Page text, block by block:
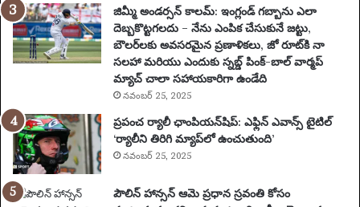
వే
ది
క
లు
యు
ము
ఖ్య
సం
ఘ
ట
జిమ్మీ అండర్సన్ కాలమ్: ఇంగ్లండ్ గబ్బాను ఎలా
దెబ్బకొట్టగలదు – నేను ఎంపిక చేసుకునే జట్టు,
బౌలర్‌లకు అవసరమైన ప్రణాళికలు, జో రూట్‌కి నా
సలహా మరియు ఎందుకు స్నబ్డ్ పింక్-బాల్ వార్మప్
మ్యాచ్ చాలా సహాయకారిగా ఉండేది
నవంబర్ 25, 2025
ప్రపంచ ర్యాలీ ఛాంపియన్‌షిప్: ఎఫ్లిన్ ఎవాన్స్ టైటిల్
‘ర్యాలీని తిరిగి మ్యాప్‌లో ఉంచుతుంది’
నవంబర్ 25, 2025
పౌలిన్ హాన్సన్ ఆమె ప్రధాన స్రవంతి కోసం